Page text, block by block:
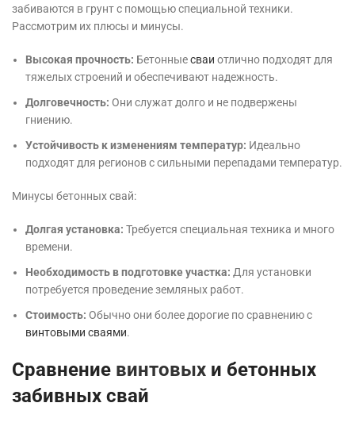
забиваются в грунт с помощью специальной техники.
Рассмотрим их плюсы и минусы.
Высокая прочность: Бетонныесваи отлично подходят для
тяжелых строений и обеспечивают надежность.
Долговечность: Они служат долго и не подвержены
гниению.
Устойчивость к изменениям температур: Идеально
подходят для регионов с сильными перепадами температур.
Минусы бетонных свай:
Долгая установка: Требуется специальная техника и много
времени.
Необходимость в подготовке участка: Для установки
потребуется проведение земляных работ.
Стоимость: Обычно они более дорогие по сравнению с
винтовыми сваями.
Сравнение винтовых и бетонных
забивных свай